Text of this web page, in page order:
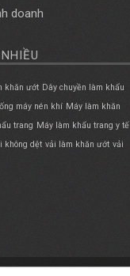
doanh
khăn ướt Dây chuyền làm khẩu
máy nén khí Máy làm khăn
trang Máy làm khẩu trang y tế
không dệt vải làm khăn ướt vải